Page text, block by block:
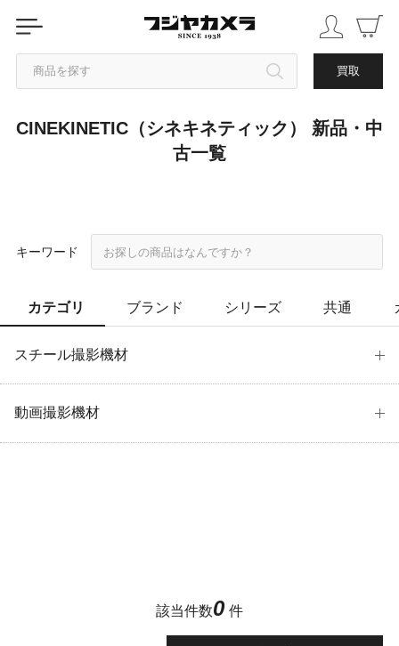
商品を探す 買取
カテゴリから探す
CINEKINETIC（シネキネティック） 新品・中
古一覧
キーワード
カテゴリ ブランド シリーズ 共通
スチール撮影機材
動画撮影機材
該当件数0 件